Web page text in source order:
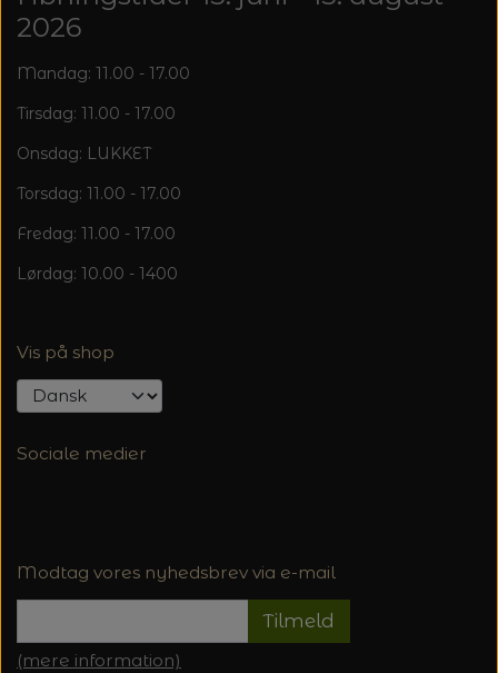
2026
Mandag: 11.00 - 17.00
Tirsdag: 11.00 - 17.00
Onsdag: LUKKET
Torsdag: 11.00 - 17.00
Fredag: 11.00 - 17.00
Lørdag: 10.00 - 1400
Vis på shop
Sociale medier
Modtag vores nyhedsbrev via e-mail
Tilmeld
(mere information)